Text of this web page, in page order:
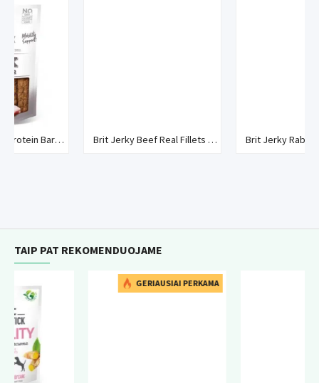
Brit Jerky Beef Real Fillets skanėstas šunims su jautiena Brit Jerky Rabbit Meaty Coins skanėstas šunims
TAIP PAT REKOMENDUOJAME
GERIAUSIAI PERKAMA